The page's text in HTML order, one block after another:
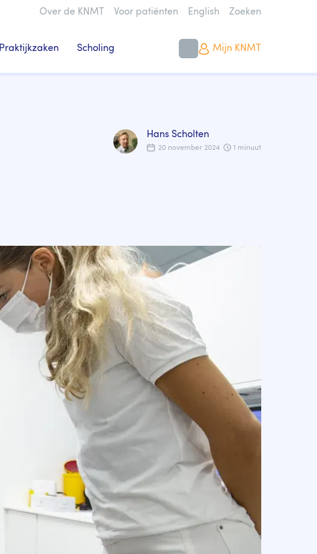
Over de KNMT Voor patiënten English
Zoeken
Praktijkzaken Scholing Mijn KNMT
Hans Scholten
20 november 2024 1 minuut